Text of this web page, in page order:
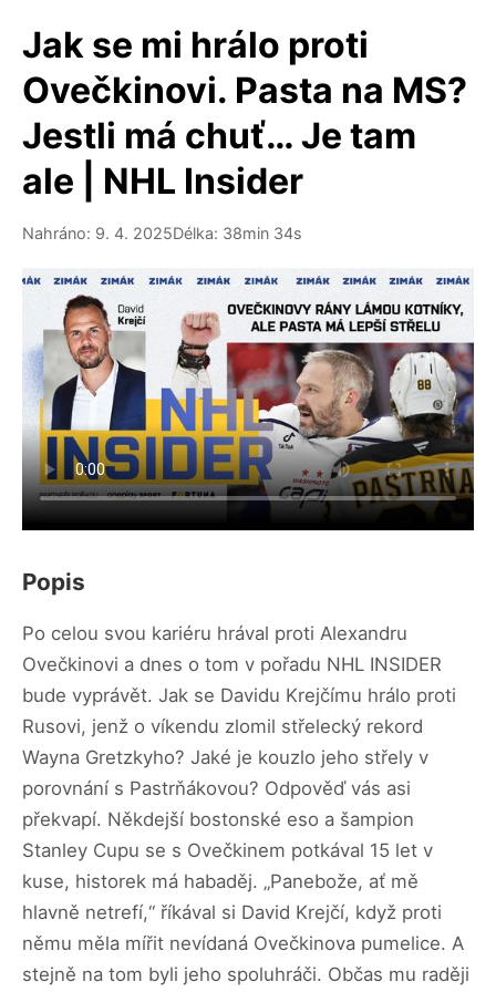
Jak se mi hrálo proti
Ovečkinovi. Pasta na MS?
Jestli má chuť… Je tam
ale | NHL Insider
Nahráno: 9. 4. 2025Délka: 38min 34s
Popis
Po celou svou kariéru hrával proti Alexandru
Ovečkinovi a dnes o tom v pořadu NHL INSIDER
bude vyprávět. Jak se Davidu Krejčímu hrálo proti
Rusovi, jenž o víkendu zlomil střelecký rekord
Wayna Gretzkyho? Jaké je kouzlo jeho střely v
porovnání s Pastrňákovou? Odpověď vás asi
překvapí. Někdejší bostonské eso a šampion
Stanley Cupu se s Ovečkinem potkával 15 let v
kuse, historek má habaděj. „Panebože, ať mě
hlavně netrefí,“ říkával si David Krejčí, když proti
němu měla mířit nevídaná Ovečkinova pumelice. A
stejně na tom byli jeho spoluhráči. Občas mu raději